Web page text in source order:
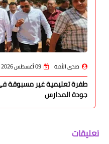
صدى الأمة 09 أغسطس 2026
طفرة تعليمية غير مسبوقة في
جودة المدارس
تعليقات